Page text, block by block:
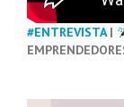
#ENTREVISTA|